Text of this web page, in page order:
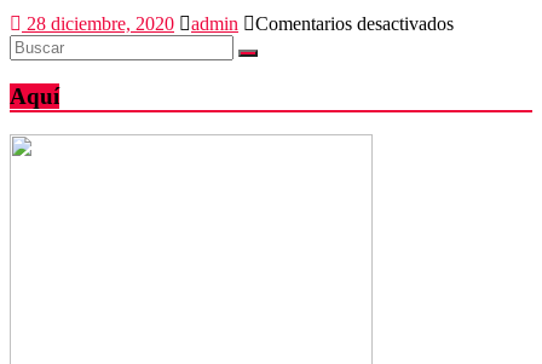
global
personas
28 diciembre, 2020 admin Comentarios desactivadosen
mototaxi
Aquí